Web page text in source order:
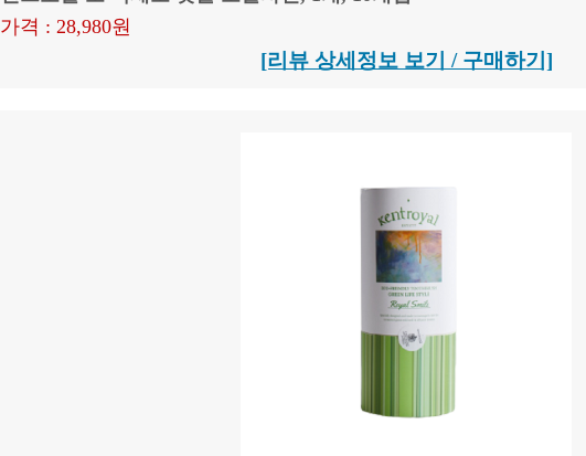
가격 : 28,980원
[리뷰 상세정보 보기 / 구매하기]